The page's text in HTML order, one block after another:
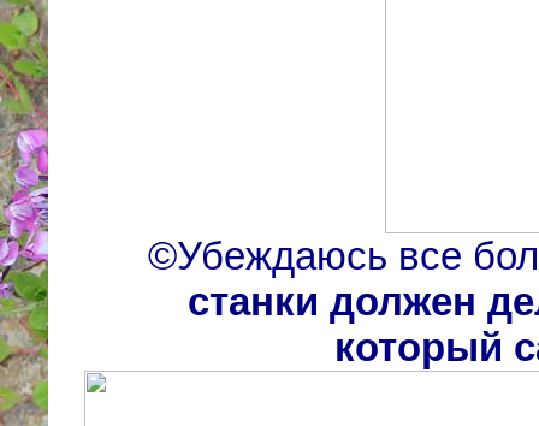
©Убеждаюсь все
станки должен
который